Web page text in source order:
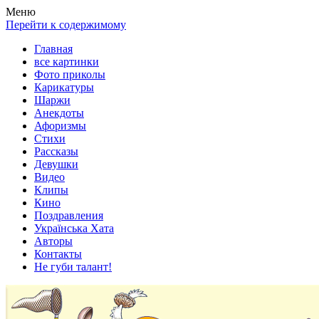
Весела хата — прикольные картинки, смешные истории, клипы!
Покажем всем ваши фото приколы, карикатуры, шаржи, стихи,
Меню
Перейти к содержимому
Главная
все картинки
Фото приколы
Карикатуры
Шаржи
Анекдоты
Афоризмы
Стихи
Рассказы
Девушки
Видео
Клипы
Кино
Поздравления
Українська Хата
Авторы
Контакты
Не губи талант!